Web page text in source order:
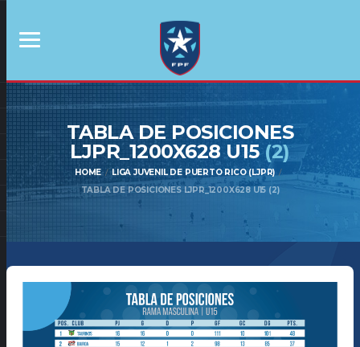
TABLA DE POSICIONES
LJPR_1200X628 U15(2)
HOME
LIGA JUVENIL DE PUERTO RICO (LJPR)
TABLA DE POSICIONES LJPR_1200X628 U15 (2)